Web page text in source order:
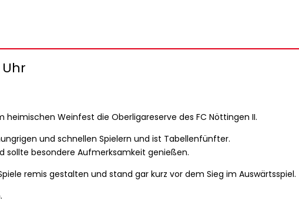
Uhr
Weinfest die Oberligareserve des FC Nöttingen II.
und schnellen Spielern und ist Tabellenfünfter.
sollte besondere Aufmerksamkeit genießen.
remis gestalten und stand gar kurz vor dem Sieg im Auswärtsspiel.